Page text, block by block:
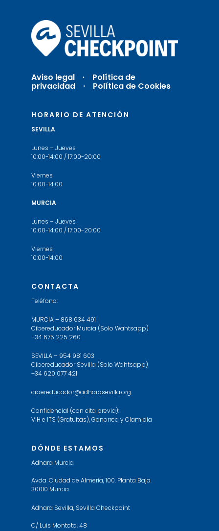
Aviso legal · Política de
privacidad · Política de Cookies
HORARIO DE ATENCIÓN
SEVILLA
Lunes – Jueves
10:00-14:00 / 17:00-20:00
Viernes
10:00-14:00
MURCIA
Lunes – Jueves
10:00-14:00 / 17:00-20:00
Viernes
10:00-14:00
CONTACTA
Teléfono:
MURCIA – 868 634 491
Cibereducador Murcia (Solo Wahtsapp)
+34 675 225 260
SEVILLA – 954 981 603
Cibereducador Sevilla (Solo Wahtsapp)
+34 620 077 421
cibereducador@adharasevilla.org
Confidencial (con cita previa):
VIH e ITS (Gratuitas), Gonorrea y Clamidia
DÓNDE ESTAMOS
Adhara Murcia
Avda. Ciudad de Almería, 100. Planta Baja.
30010 Murcia
Adhara Sevilla, Sevilla Checkpoint
C/ Luis Montoto, 48